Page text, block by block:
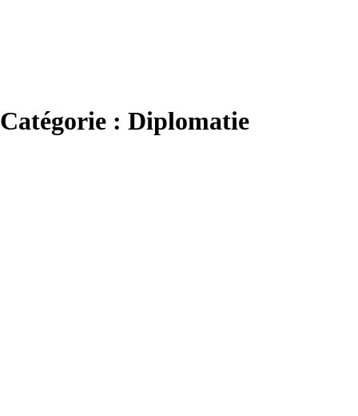
Catégorie : Diplomatie